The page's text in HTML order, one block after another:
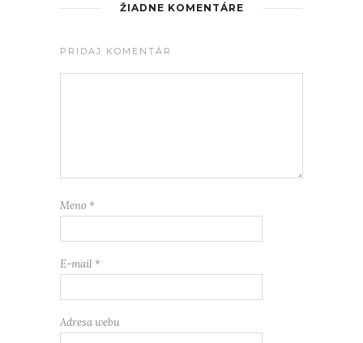
ŽIADNE KOMENTÁRE
PRIDAJ KOMENTÁR
Meno *
E-mail *
Adresa webu